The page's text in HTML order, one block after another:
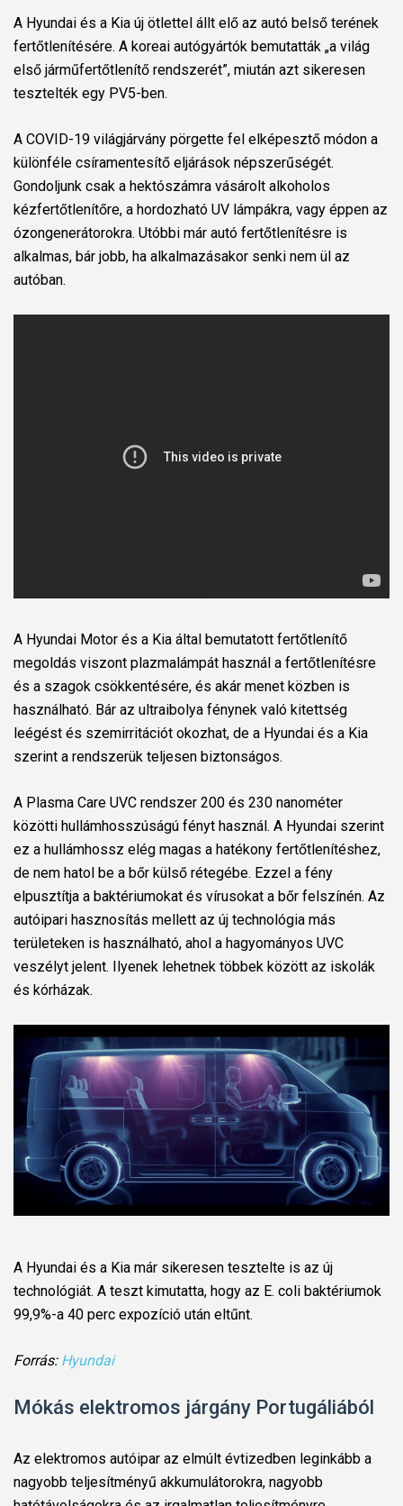
A Hyundai és a Kia új ötlettel állt elő az autó belső terének
fertőtlenítésére. A koreai autógyártók bemutatták „a világ
első járműfertőtlenítő rendszerét”, miután azt sikeresen
tesztelték egy PV5-ben.
A COVID-19 világjárvány pörgette fel elképesztő módon a
különféle csíramentesítő eljárások népszerűségét.
Gondoljunk csak a hektószámra vásárolt alkoholos
kézfertőtlenítőre, a hordozható UV lámpákra, vagy éppen az
ózongenerátorokra. Utóbbi már autó fertőtlenítésre is
alkalmas, bár jobb, ha alkalmazásakor senki nem ül az
autóban.
A Hyundai Motor és a Kia által bemutatott fertőtlenítő
megoldás viszont plazmalámpát használ a fertőtlenítésre
és a szagok csökkentésére, és akár menet közben is
használható. Bár az ultraibolya fénynek való kitettség
leégést és szemirritációt okozhat, de a Hyundai és a Kia
szerint a rendszerük teljesen biztonságos.
A Plasma Care UVC rendszer 200 és 230 nanométer
közötti hullámhosszúságú fényt használ. A Hyundai szerint
ez a hullámhossz elég magas a hatékony fertőtlenítéshez,
de nem hatol be a bőr külső rétegébe. Ezzel a fény
elpusztítja a baktériumokat és vírusokat a bőr felszínén. Az
autóipari hasznosítás mellett az új technológia más
területeken is használható, ahol a hagyományos UVC
veszélyt jelent. Ilyenek lehetnek többek között az iskolák
és kórházak.
A Hyundai és a Kia már sikeresen tesztelte is az új
technológiát. A teszt kimutatta, hogy az E. coli baktériumok
99,9%-a 40 perc expozíció után eltűnt.
Forrás: Hyundai
Mókás elektromos járgány Portugáliából
Az elektromos autóipar az elmúlt évtizedben leginkább a
nagyobb teljesítményű akkumulátorokra, nagyobb